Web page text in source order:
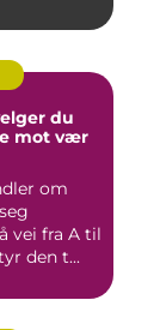
mot vær
om
vei fra A til
den t...